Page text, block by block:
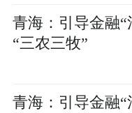
青海：引导金融“
“三农三牧”
青海：引导金融“